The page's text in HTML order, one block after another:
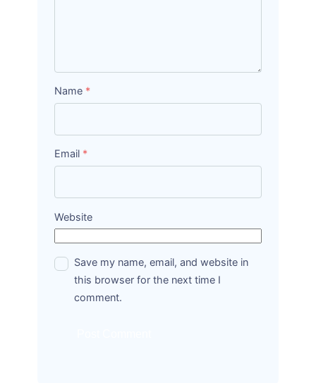
Name *
Email *
Website
Save my name, email, and website in
this browser for the next time I
comment.